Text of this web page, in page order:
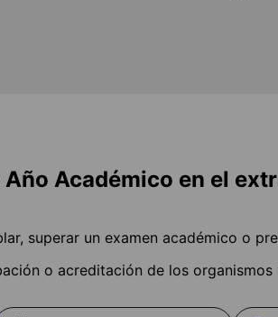
Académico en el
superar un examen académico o
o acreditación de los organismos